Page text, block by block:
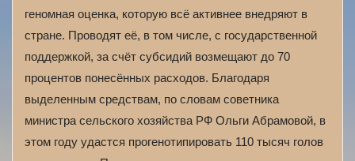
геномная оценка, которую всё активнее внедряют в
стране. Проводят её, в том числе, с государственной
поддержкой, за счёт субсидий возмещают до 70
процентов понесённых расходов. Благодаря
выделенным средствам, по словам советника
министра сельского хозяйства РФ Ольги Абрамовой, в
этом году удастся прогенотипировать 110 тысяч голов